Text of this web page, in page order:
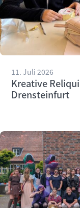
11. Juli 2026
Kreative
Drensteinfurt